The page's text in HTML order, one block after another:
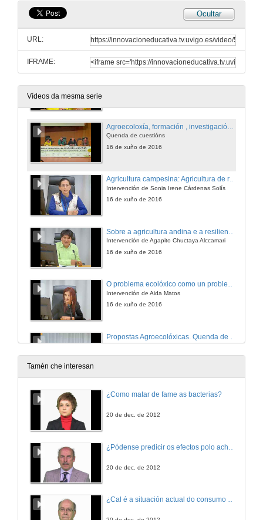
Ocultar
URL:
IFRAME:
Vídeos da mesma serie
Historia da Agroecología en México
Intervención de Marta Astier
16 de xuño de 2016
Campesino a campesino
Quenda de cuestións
16 de xuño de 2016
Agricultura campesina: Agricultura de re-existencia
Intervención de Sonia Irene Cárdenas Solís
16 de xuño de 2016
Intervención de Agapito Chuctaya Alccamari
16 de xuño de 2016
O problema ecolóxico como un problema real
Intervención de Aida Matos
16 de xuño de 2016
Quenda de cuestións
16 de xuño de 2016
Intervención de Isabel Mourâo
Un programa terapéutico para a integración interxeracional
Intervención de Inma Peñas e Leila Alcalde
Tamén che interesan
¿Como matar de fame as bacterias?
20 de dec. de 2012
20 de dec. de 2012
¿Cal é a situación actual do consumo cinematográfico?